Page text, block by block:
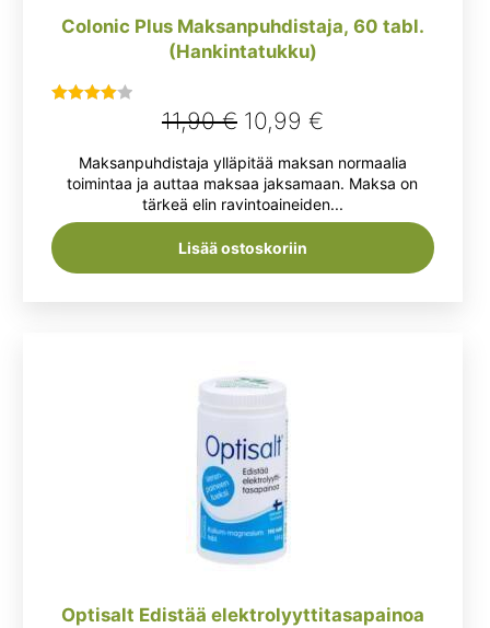
Colonic Plus Maksanpuhdistaja, 60 tabl.
(Hankintatukku)
4.00/ 5
11,90€ Alkuperäinen
hinta
oli:
11,90 €.
10,99 €Nykyinen
on:
10,99 €.
Maksanpuhdistaja ylläpitää maksan normaalia
toimintaa ja auttaa maksaa jaksamaan. Maksa on
tärkeä elin ravintoaineiden...
Lisää ostoskoriin
Optisalt Edistää elektrolyyttitasapainoa